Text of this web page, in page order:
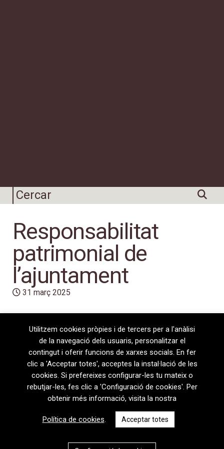
Responsabilitat
patrimonial de
l’ajuntament
31 març 2025
08720 Vilafranca del Penedès · General Prim 5, 2n · Barcelona
T+34 938 170 417 ·
+34 938 170 301
Política de privacitat|Política de cookies
Utilitzem cookies pròpies i de tercers per a l'anàlisi
de la navegació dels usuaris, personalitzar el
contingut i oferir funcions de xarxes socials. En fer
clic a 'Acceptar totes', acceptes la instal·lació de les
cookies. Si prefereixes configurar-les tu mateix o
rebutjar-les, fes clic a 'Configuració de cookies'. Per
obtenir més informació, visita la nostra
Política de cookies. Acceptar totes